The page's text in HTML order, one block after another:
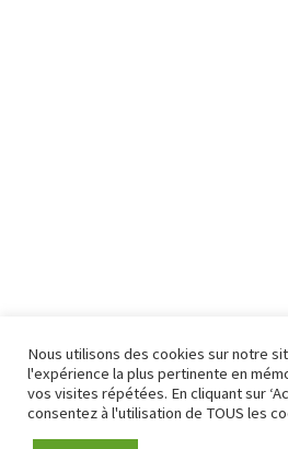
Nous utilisons des cookies sur notre
l'expérience la plus pertinente en
vos visites répétées. En cliquant sur
consentez à l'utilisation de TOUS les